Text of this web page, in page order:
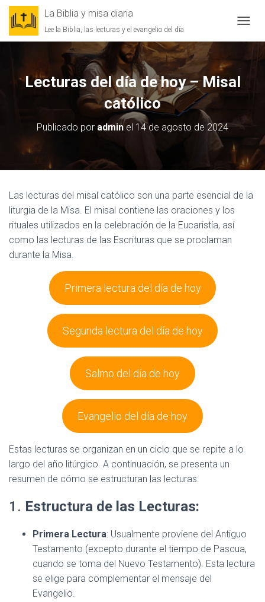
La Biblia y misa diaria
Lee la Biblia, las lecturas y el evangelio del día
Lecturas del día de hoy – Misal
católico
Publicado por adminel 14 de agosto de 2024
Las lecturas del misal católico son una parte esencial de la
liturgia de la Misa. El misal contiene las oraciones y los
rituales utilizados en la celebración de la Eucaristía, así
como las lecturas de las Escrituras que se proclaman
durante la Misa.
Primera lectura del día de hoy
Segunda lectura del día de hoy
Salmo del día de hoy
Evangelio del día de hoy
Estas lecturas se organizan en un ciclo que se repite a lo
largo del año litúrgico. A continuación, se presenta un
resumen de cómo se estructuran las lecturas:
1. Estructura de las Lecturas:
Primera Lectura: Usualmente proviene del Antiguo
Testamento (excepto durante el tiempo de Pascua,
cuando se toma del Nuevo Testamento). Esta lectura
se elige para complementar el mensaje del
Evangelio.